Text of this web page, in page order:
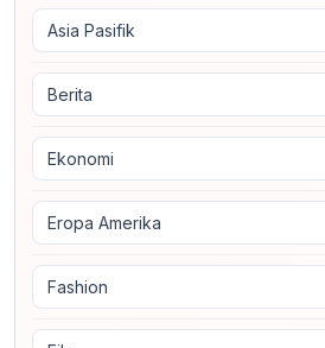
Asia Pasifik
Berita
Ekonomi
Eropa Amerika
Fashion